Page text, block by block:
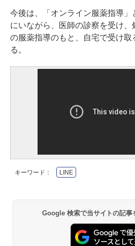
今後は、「オンライン服薬指導」
にいながら、医師の診察を受け
の服薬指導のもと、自宅で受け取
る。
キーワード： LINE
Google 検索で当サイトの記事